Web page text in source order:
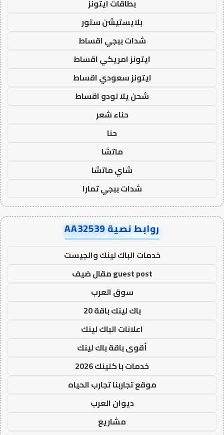
بطاقات ايتونز
بلايستيشن ستور
شدات ببجي اقساط
ايتونز امريكي اقساط
ايتونز سعودي اقساط
شحن يلا لودو اقساط
حناء شعر
حنا
ماتشا
شاي ماتشا
شدات ببجي تمارا
روابط نصية AA32539
خدمات الباك لينك والجيست
guest post مقال ضيف
سوق العرب
باك لينك باقة 20
اعلانات الباك لينك
أقوى باقة باك لينك
خدمات با كلينك 2026
موقع تجاربنا تجارب الحياه
ديوان العرب
مشاريع